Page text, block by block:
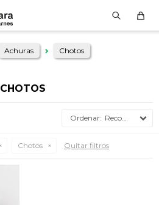
Achuras Chotos
CHOTOS
Recomendados
Chotos Quitar filtros